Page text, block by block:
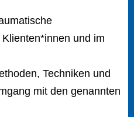
und im
Techniken und
mit den genannten